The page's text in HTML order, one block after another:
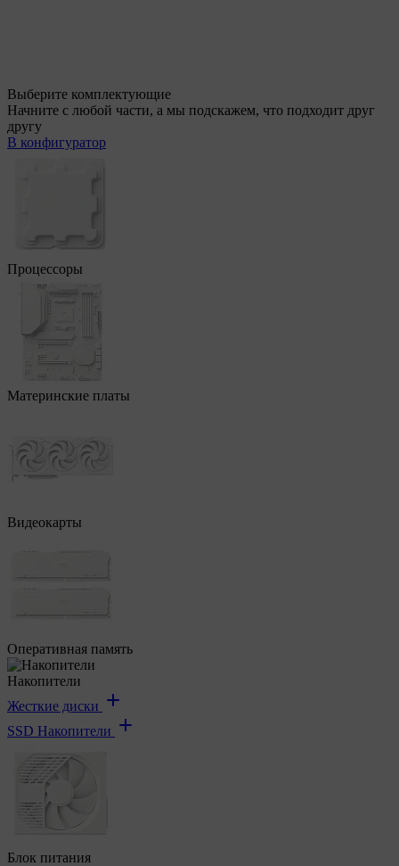
Выберите комплектующие
Начните с любой части, а мы подскажем, что подходит друг
другу
В конфигуратор
Процессоры
Материнские платы
Видеокарты
Оперативная память
Накопители
Жесткие диски
SSD Накопители
Блок питания